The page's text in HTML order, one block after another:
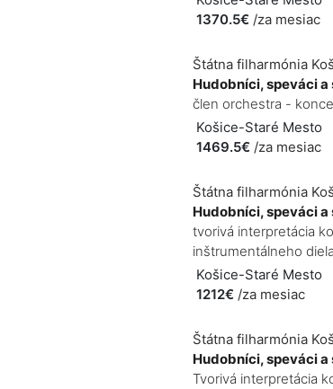
1370.5€ /za mesiac
Štátna filharmónia
Hudobníci, speváci
člen orchestra -
Košice-Staré Mesto
1469.5€ /za mesiac
Štátna filharmónia
Hudobníci, speváci
tvorivá interpretácia
inštrumentálneho
Košice-Staré Mesto
1212€ /za mesiac
Štátna filharmónia
Hudobníci, speváci
Tvorivá interpretácia